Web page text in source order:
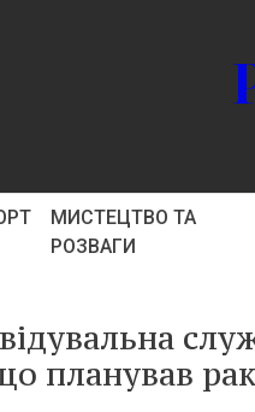
МИСТЕЦТВО ТА
РОЗВАГИ
планував